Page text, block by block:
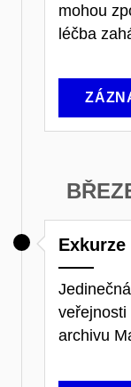
mohou
léčba
archivu